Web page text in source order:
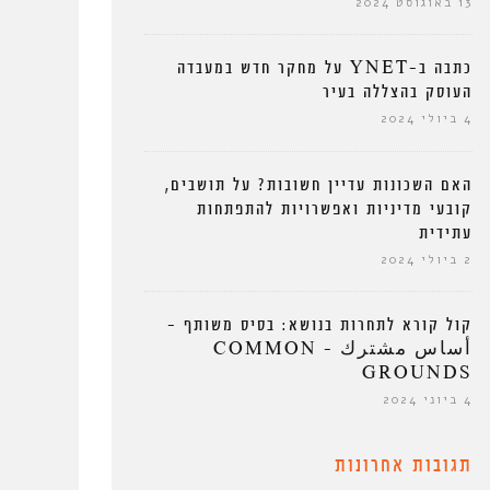
כתבה ב-YNET על מחקר חדש במעבדה
העוסק בהצללה בעיר
4 ביולי 2024
האם השכונות עדיין חשובות? על תושבים,
קובעי מדיניות ואפשרויות להתפתחות
עתידית
2 ביולי 2024
קול קורא לתחרות בנושא: בסיס משותף –
أساس مشترك – COMMON
GROUNDS
4 ביוני 2024
תגובות אחרונות